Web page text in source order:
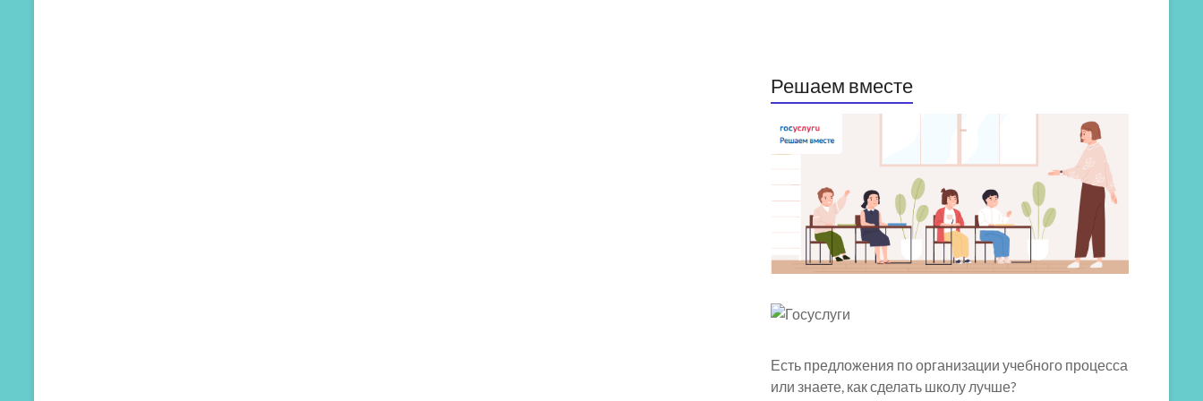
Решаем вместе
Есть предложения по организации учебного процесса
или знаете, как сделать школу лучше?